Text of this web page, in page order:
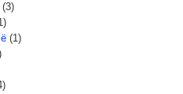
(3)
(1)